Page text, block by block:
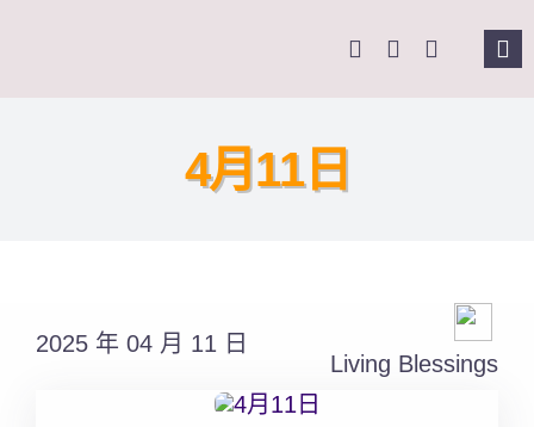
課程報名
4月11日
2025 年 04 月 11 日
Living Blessings